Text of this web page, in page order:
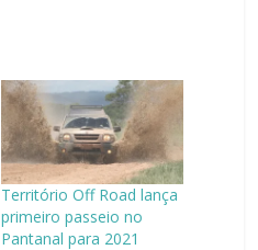
Território Off Road lança
primeiro passeio no
Pantanal para 2021